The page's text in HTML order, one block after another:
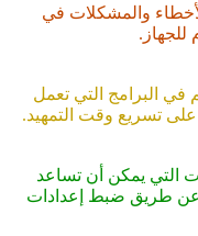
والمشكلات في
للجهاز.
في البرامج التي تعمل
تسريع وقت التمهيد.
التي يمكن أن تساعد
عن طريق ضبط إعدادات